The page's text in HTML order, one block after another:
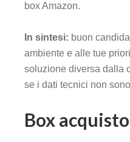
box Amazon.
In sintesi: buon
ambiente e alle tue
soluzione diversa dalla
se i dati tecnici non
Box